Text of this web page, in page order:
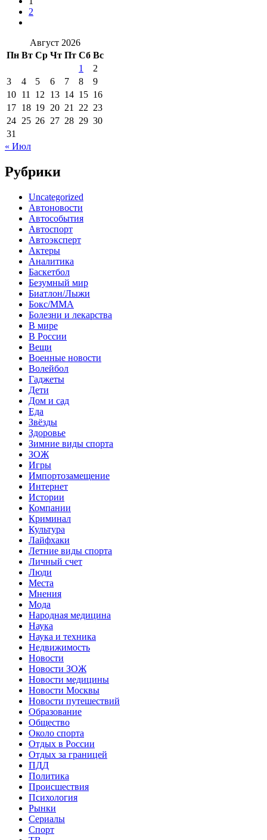
2
Август 2026
Пн Вт Ср Чт Пт Сб Вс
1
2
3
4 5 6 7 8
9
10 11 12 13 14 15 16
17 18 19 20 21 22 23
24 25 26 27 28 29 30
31
« Июл
Рубрики
Uncategorized
Автоновости
Автособытия
Автоспорт
Автоэксперт
Актеры
Аналитика
Баскетбол
Безумный мир
Биатлон/Лыжи
Бокс/MMA
Болезни и лекарства
В мире
В России
Вещи
Военные новости
Волейбол
Гаджеты
Дети
Дом и сад
Еда
Звёзды
Здоровье
Зимние виды спорта
ЗОЖ
Игры
Импортозамещение
Интернет
Истории
Компании
Криминал
Культура
Лайфхаки
Летние виды спорта
Личный счет
Люди
Места
Мнения
Мода
Народная медицина
Наука
Наука и техника
Недвижимость
Новости
Новости ЗОЖ
Новости медицины
Новости Москвы
Новости путешествий
Образование
Общество
Около спорта
Отдых в России
Отдых за границей
ПДД
Политика
Происшествия
Психология
Рынки
Сериалы
Спорт